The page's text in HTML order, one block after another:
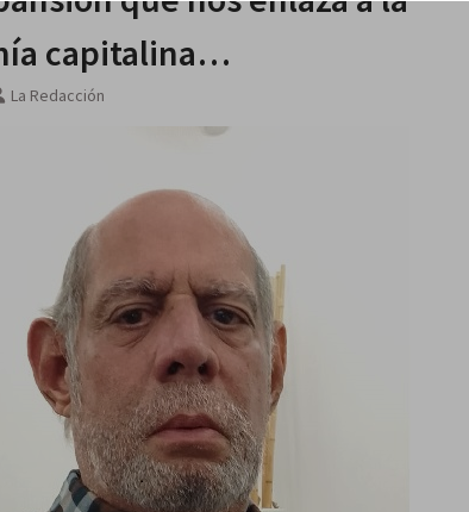
capitalina…
La Redacción